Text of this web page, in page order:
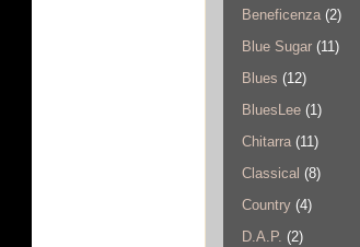
Beneficenza (2)
Blue Sugar (11)
Blues (12)
BluesLee (1)
Chitarra (11)
Classical (8)
Country (4)
D.A.P. (2)